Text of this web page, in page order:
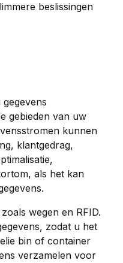
beslissingen
gebieden van uw
kunnen
klantgedrag,
als het kan
wegen en RFID.
zodat u het
bin of container
verzamelen voor